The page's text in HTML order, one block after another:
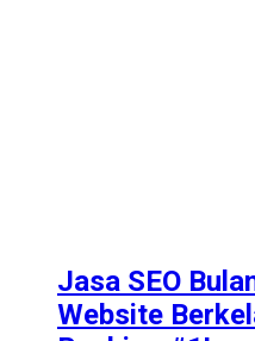
Jasa SEO
Website